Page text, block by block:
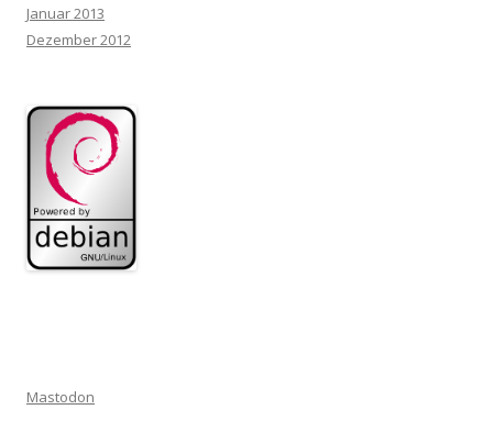
Januar 2013
Dezember 2012
Mastodon